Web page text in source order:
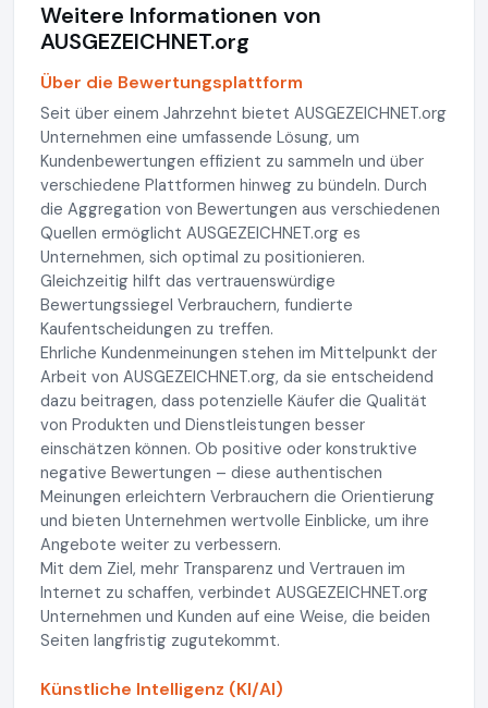
Weitere Informationen von
AUSGEZEICHNET.org
Über die Bewertungsplattform
Seit über einem Jahrzehnt bietet AUSGEZEICHNET.org
Unternehmen eine umfassende Lösung, um
Kundenbewertungen effizient zu sammeln und über
verschiedene Plattformen hinweg zu bündeln. Durch
die Aggregation von Bewertungen aus verschiedenen
Quellen ermöglicht AUSGEZEICHNET.org es
Unternehmen, sich optimal zu positionieren.
Gleichzeitig hilft das vertrauenswürdige
Bewertungssiegel Verbrauchern, fundierte
Kaufentscheidungen zu treffen.
Ehrliche Kundenmeinungen stehen im Mittelpunkt der
Arbeit von AUSGEZEICHNET.org, da sie entscheidend
dazu beitragen, dass potenzielle Käufer die Qualität
von Produkten und Dienstleistungen besser
einschätzen können. Ob positive oder konstruktive
negative Bewertungen – diese authentischen
Meinungen erleichtern Verbrauchern die Orientierung
und bieten Unternehmen wertvolle Einblicke, um ihre
Angebote weiter zu verbessern.
Mit dem Ziel, mehr Transparenz und Vertrauen im
Internet zu schaffen, verbindet AUSGEZEICHNET.org
Unternehmen und Kunden auf eine Weise, die beiden
Seiten langfristig zugutekommt.
Künstliche Intelligenz (KI/AI)